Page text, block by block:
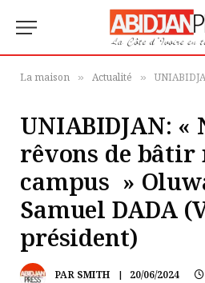
La maison » Actualité » UNIABIDJAN: « Nous
UNIABIDJAN: «
rêvons de bâtir
campus »
Samuel DADA
président)
PAR SMITH 20/06/2024